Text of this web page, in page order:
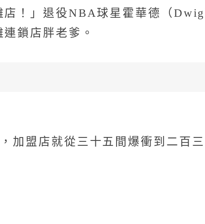
店！」退役NBA球星霍華德（
鎖店胖老爹。
加盟店就從三十五間爆衝到二百